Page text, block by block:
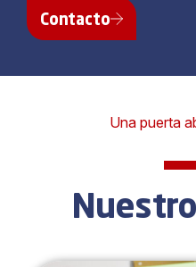
Contacto
Una puerta